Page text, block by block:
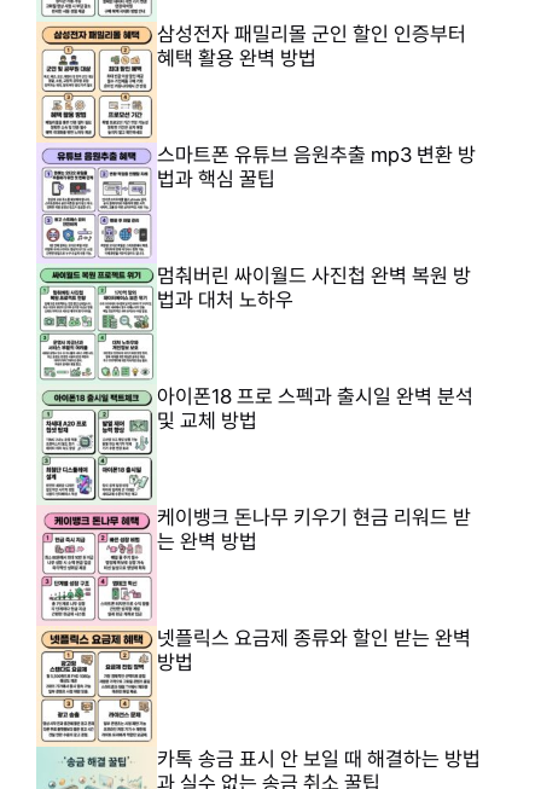
삼성전자 패밀리몰 군인 할인 인증부터
혜택 활용 완벽 방법
스마트폰 유튜브 음원추출 mp3 변환 방
법과 핵심 꿀팁
멈춰버린 싸이월드 사진첩 완벽 복원 방
법과 대처 노하우
아이폰18 프로 스펙과 출시일 완벽 분석
및 교체 방법
케이뱅크 돈나무 키우기 현금 리워드 받
는 완벽 방법
넷플릭스 요금제 종류와 할인 받는 완벽
방법
카톡 송금 표시 안 보일 때 해결하는 방법
과 실수 없는 송금 취소 꿀팁